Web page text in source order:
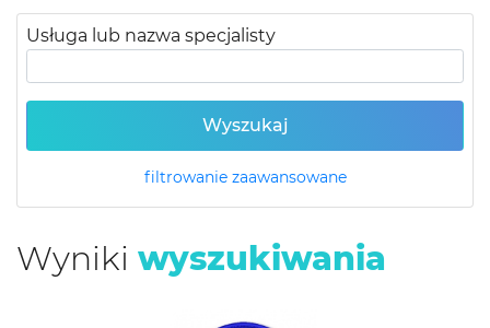
Usługa lub nazwa specjalisty
Wyszukaj
filtrowanie zaawansowane
Wyniki wyszukiwania